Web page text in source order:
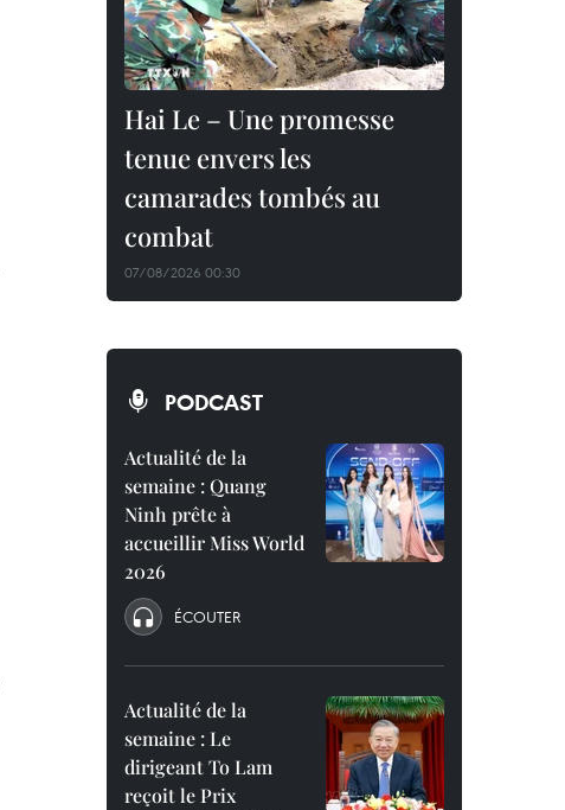
Hai Le – Une promesse
tenue envers les
camarades tombés au
combat
07/08/2026 00:30
PODCAST
Actualité de la
semaine : Quang
Ninh prête à
accueillir Miss World
2026
ÉCOUTER
Actualité de la
semaine : Le
dirigeant To Lam
reçoit le Prix